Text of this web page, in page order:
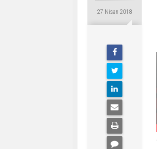
27 Nisan 2018